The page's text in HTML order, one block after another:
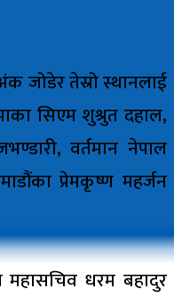
जोडेर तेस्रो स्थानलाई
सिएम शुश्रुत दहाल,
वर्तमान नेपाल
प्रेमकृष्ण महर्जन
महासचिव धरम बहादुर